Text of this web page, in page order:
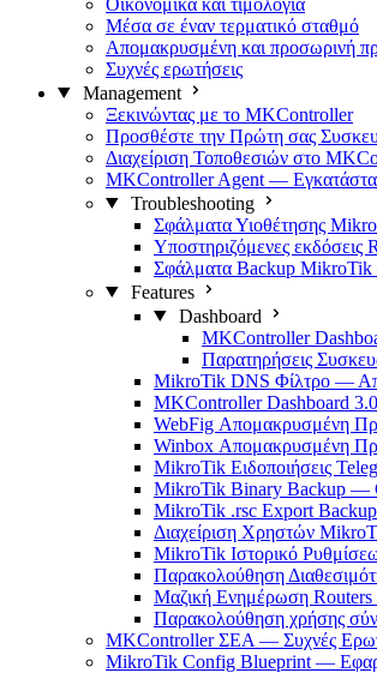
Μέσα σε έναν τερματικό σταθμό
Απομακρυσμένη και προσωρινή
Συχνές ερωτήσεις
Management
Ξεκινώντας με το MKController
Προσθέστε την Πρώτη σας
Διαχείριση Τοποθεσιών στο
MKController Agent —
Troubleshooting
Σφάλματα Υιοθέτησης
Υποστηριζόμενες εκδόσεις
Σφάλματα Backup MikroTik
Features
Dashboard
MKController
Παρατηρήσεις
MikroTik DNS Φίλτρο —
MKController Dashboard
WebFig Απομακρυσμένη
Winbox Απομακρυσμένη
MikroTik Ειδοποιήσεις
MikroTik Binary Backup —
MikroTik .rsc Export
Διαχείριση Χρηστών
MikroTik Ιστορικό
Παρακολούθηση
Μαζική Ενημέρωση
Παρακολούθηση χρήσης
MKController ΣΕΑ — Συχνές
MikroTik Config Blueprint —